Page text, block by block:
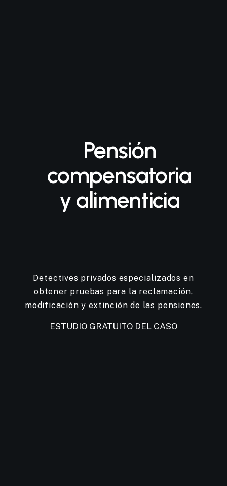
Pensión
compensatoria
y alimenticia
Detectives privados especializados en
obtener pruebas para la reclamación,
modificación y extinción de las pensiones.
ESTUDIO GRATUITO DEL CASO